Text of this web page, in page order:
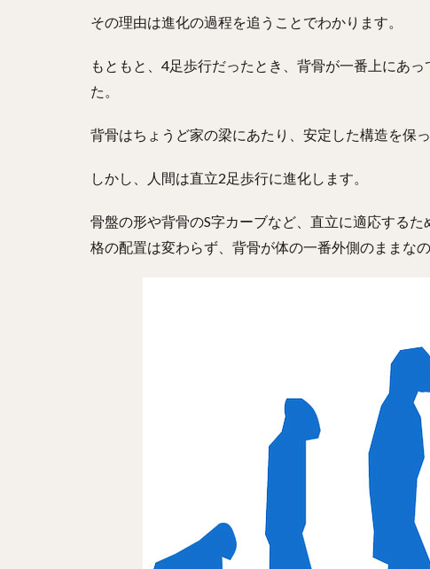
その理由は進化の過程を追うことでわかります。
もともと、4足歩行だったとき、背骨が一番上にあ
た。
背骨はちょうど家の梁にあたり、安定した構造を保っ
しかし、人間は直立2足歩行に進化します。
骨盤の形や背骨のS字カーブなど、直立に適応する
格の配置は変わらず、背骨が体の一番外側のままな